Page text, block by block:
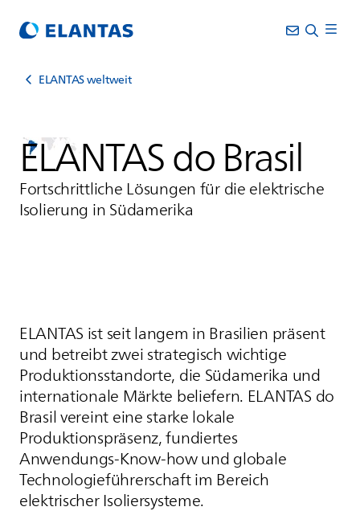
ELANTAS weltweit
ELANTASdo Brasil
Fortschrittliche Lösungen für die elektrische
Isolierung in Südamerika
ELANTAS ist seit langem in Brasilien präsent
und betreibt zwei strategisch wichtige
Produktionsstandorte, die Südamerika und
internationale Märkte beliefern. ELANTAS do
Brasil vereint eine starke lokale
Produktionspräsenz, fundiertes
Anwendungs-Know-how und globale
Technologieführerschaft im Bereich
elektrischer Isoliersysteme.